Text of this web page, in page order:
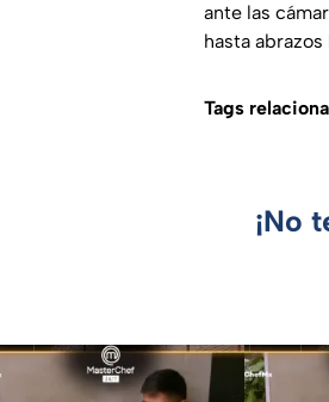
ante las
hasta abrazos
Tags
¡No